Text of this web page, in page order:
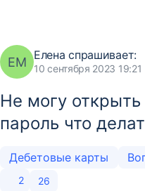
ЕМ Елена спрашивает:
10 сентября 2023 19:21
Не могу
пароль что
Дебетовые карты
2 26